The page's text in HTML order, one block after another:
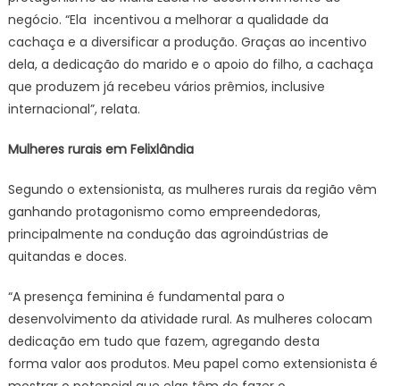
negócio. “Ela incentivou a melhorar a qualidade da
cachaça e a diversificar a produção. Graças ao incentivo
dela, a dedicação do marido e o apoio do filho, a cachaça
que produzem já recebeu vários prêmios, inclusive
internacional”, relata.
Mulheres rurais em Felixlândia
Segundo o extensionista, as mulheres rurais da região vêm
ganhando protagonismo como empreendedoras,
principalmente na condução das agroindústrias de
quitandas e doces.
“A presença feminina é fundamental para o
desenvolvimento da atividade rural. As mulheres colocam
dedicação em tudo que fazem, agregando desta
forma valor aos produtos. Meu papel como extensionista é